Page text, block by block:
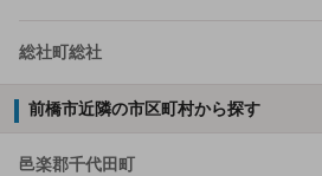
総社町総社
前橋市近隣の市区町村から探す
邑楽郡千代田町